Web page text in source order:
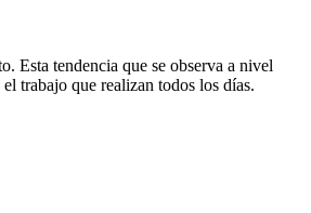
Esta tendencia que se observa a nivel
trabajo que realizan todos los días.